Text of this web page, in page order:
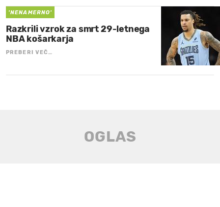
'NENAMERNO'
Razkrili vzrok za smrt 29-letnega
NBA košarkarja
PREBERI VEČ…